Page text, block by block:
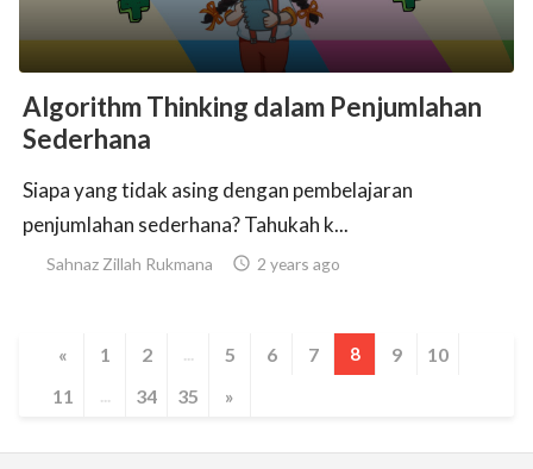
Algorithm Thinking dalam Penjumlahan
Sederhana
Siapa yang tidak asing dengan pembelajaran
penjumlahan sederhana? Tahukah k...
Sahnaz Zillah Rukmana  2 years ago
« 1 2 ... 5 6 7 8 9
10
11
... 34 35 »